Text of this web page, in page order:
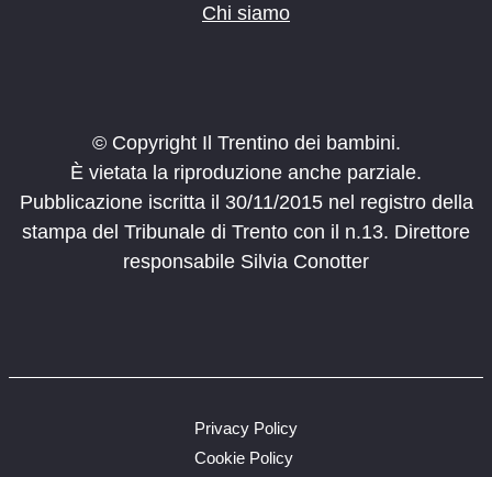
Chi siamo
© Copyright Il Trentino dei bambini.
È vietata la riproduzione anche parziale.
Pubblicazione iscritta il 30/11/2015 nel registro della
stampa del Tribunale di Trento con il n.13. Direttore
responsabile Silvia Conotter
Privacy Policy
Cookie Policy